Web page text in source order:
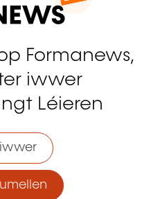
Formanews,
iwwer
Léieren